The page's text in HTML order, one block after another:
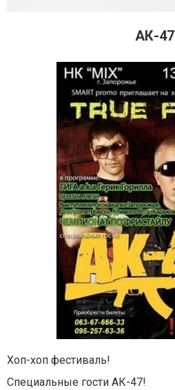
АК-47
Хоп-хоп фестиваль!
Специальные гости АК-47!